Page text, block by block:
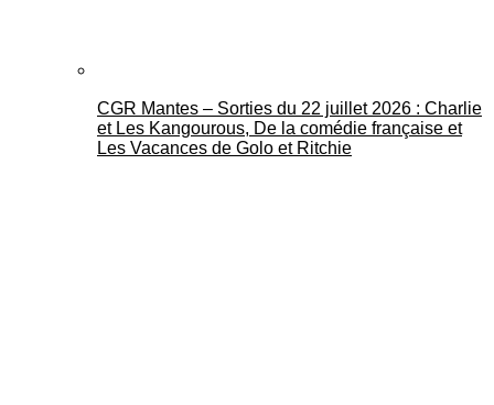
CGR Mantes – Sorties du 22 juillet 2026 : Charlie
et Les Kangourous, De la comédie française et
Les Vacances de Golo et Ritchie